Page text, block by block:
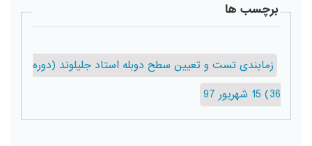
برچسب ها
زمابندی تست و تعیین سطح دوبله استاد جلیلوند (دوره
36) 15 شهریور 97